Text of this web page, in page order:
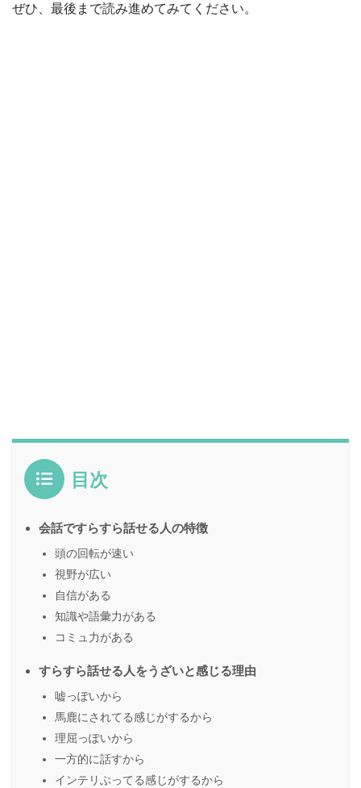
ぜひ、最後まで読み進めてみてください。
目次
会話ですらすら話せる人の特徴
頭の回転が速い
視野が広い
自信がある
知識や語彙力がある
コミュ力がある
すらすら話せる人をうざいと感じる理由
嘘っぽいから
馬鹿にされてる感じがするから
理屈っぽいから
一方的に話すから
インテリぶってる感じがするから